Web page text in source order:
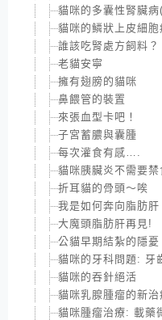
貓咪的多囊性腎臟
貓咪的鱗狀上皮細胞
誰該吃腎處方飼料？
老貓安寧
擁有翅膀的貓咪
鼻餵管的裝置
來張血型卡吧！
子宮蓄膿與囊腫
每次灌食有感….
貓咪胰臟炎不需要禁
折耳貓的骨頭～唉
我是如何奔向脂肪肝
大魔頭脂肪肝再見!
公貓早期結紮的隱憂
貓咪的牙科問題: 牙
貓咪的吞針絕活
貓咪乳腺腫瘤的新治
貓咪腫瘤治療: 載藥